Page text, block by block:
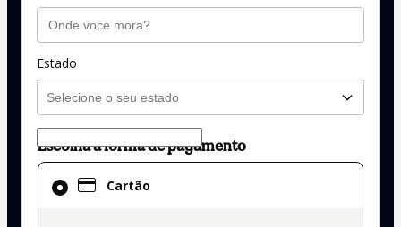
Estado
Escolha a forma de pagamento
Cartão
Cartão
selecionado